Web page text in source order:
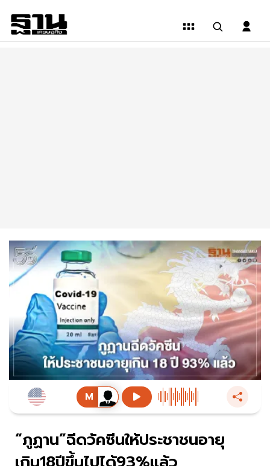
“ภูฏาน”ฉีดวัคซีนให้ประชาชนอายุ